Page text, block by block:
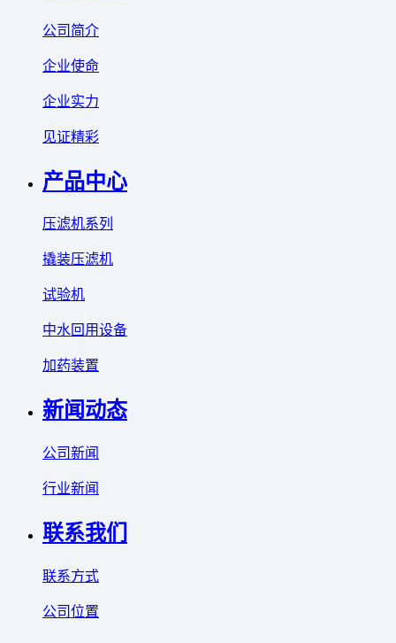
公司简介
企业使命
企业实力
见证精彩
产品中心
压滤机系列
撬装压滤机
试验机
中水回用设备
加药装置
新闻动态
公司新闻
行业新闻
联系我们
联系方式
公司位置